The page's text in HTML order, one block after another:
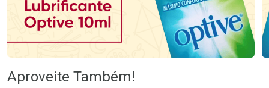
Aproveite Também!